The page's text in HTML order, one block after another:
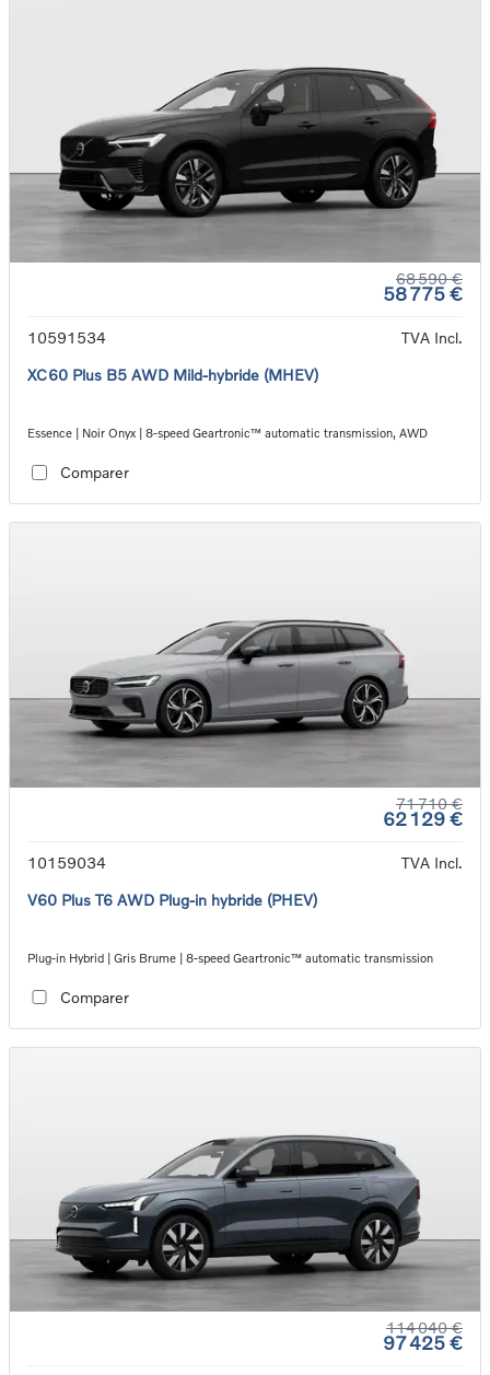
68 590 €
58 775 €
10591534
TVA Incl.
XC60 Plus B5 AWD Mild-hybride (MHEV)
Essence | Noir Onyx | 8-speed Geartronic™ automatic transmission, AWD
Comparer
71 710 €
62 129 €
10159034
TVA Incl.
V60 Plus T6 AWD Plug-in hybride (PHEV)
Plug-in Hybrid | Gris Brume | 8-speed Geartronic™ automatic transmission
Comparer
114 040 €
97 425 €